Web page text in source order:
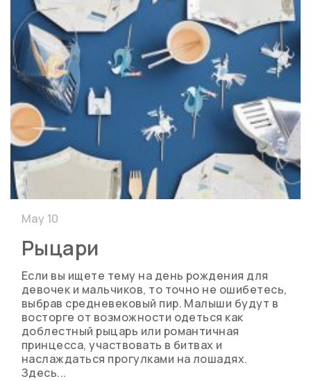
Рыцари
Если вы ищете тему на день рождения для
девочек и мальчиков, то точно не ошибетесь,
выбрав средневековый пир. Малыши будут в
восторге от возможности одеться как
доблестный рыцарь или романтичная
принцесса, участвовать в битвах и
наслаждаться прогулками на лошадях.
Здесь...
May 10